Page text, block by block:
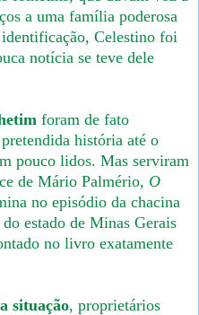
a uma família poderosa
Celestino foi
notícia se teve dele
foram de fato
história até o
pouco lidos. Mas serviram
de Mário Palmério, O
no episódio da chacina
estado de Minas Gerais
no livro exatamente
situação, proprietários